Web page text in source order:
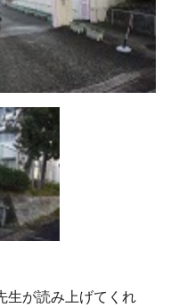
生が読み上げてくれ